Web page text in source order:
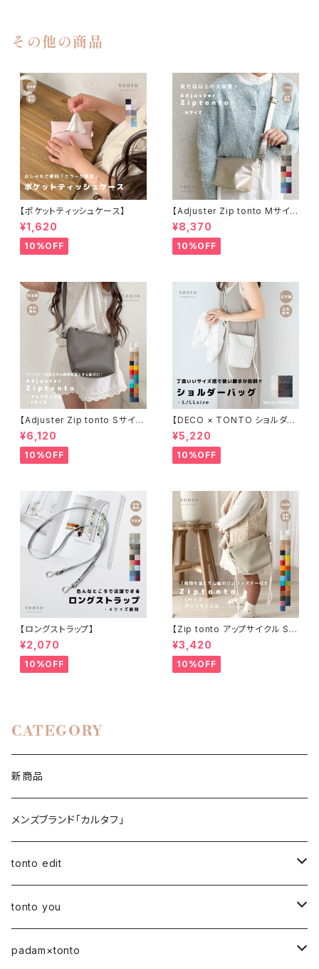
その他の商品
【ポケットティッシュケース】
¥1,620
10%OFF
【Adjuster Zip tonto Mサイズ
】
¥8,370
10%OFF
【Adjuster Zip tonto Sサイズ
アップサイクル】
¥6,120
10%OFF
【DECO × TONTO ショルダー
バッグ L/LLサイズ】
¥5,220
10%OFF
【ロングストラップ】
¥2,070
10%OFF
【Zip tonto アップサイクル Sサ
イズ 】
¥3,420
10%OFF
CATEGORY
新商品
メンズブランド「カルタフ」
tonto edit
petal bag
tonto you
ベビー
padam×tonto